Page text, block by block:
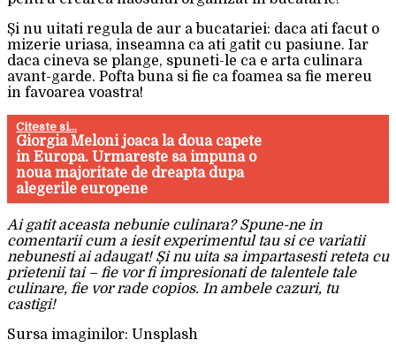
Și nu uitati regula de aur a bucatariei: daca ati facut o
mizerie uriasa, inseamna ca ati gatit cu pasiune. Iar
daca cineva se plange, spuneti-le ca e arta culinara
avant-garde. Pofta buna si fie ca foamea sa fie mereu
in favoarea voastra!
Citeste si...
Giorgia Meloni joaca la doua capete
in Europa. Urmareste sa impuna o
noua majoritate de dreapta dupa
alegerile europene
Ai gatit aceasta nebunie culinara? Spune-ne in
comentarii cum a iesit experimentul tau si ce variatii
nebunesti ai adaugat! Și nu uita sa impartasesti reteta cu
prietenii tai – fie vor fi impresionati de talentele tale
culinare, fie vor rade copios. In ambele cazuri, tu
castigi!
Sursa imaginilor: Unsplash